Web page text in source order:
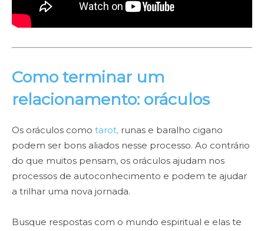
Como terminar um
relacionamento: oráculos
Os oráculos como tarot, runas e baralho cigano
podem ser bons aliados nesse processo. Ao contrário
do que muitos pensam, os oráculos ajudam nos
processos de autoconhecimento e podem te ajudar
a trilhar uma nova jornada.
Busque respostas com o mundo espiritual e elas te